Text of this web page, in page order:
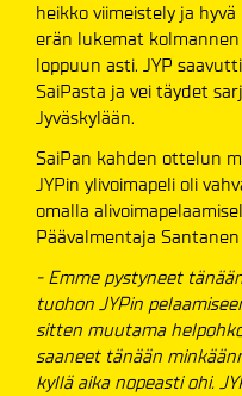
heikko viimeistely ja
erän lukemat
loppuun asti. JYP
SaiPasta ja vei täydet
Jyväskylään.
SaiPan kahden ottelun
JYPin ylivoimapeli oli
omalla
Päävalmentaja
- Emme pystyneet
tuohon JYPin
sitten muutama
saaneet tänään
kyllä aika nopeasti ohi.